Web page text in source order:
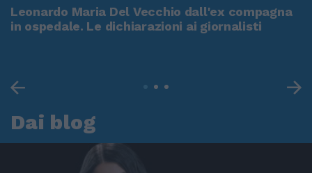
Leonardo Maria Del Vecchio dall'ex compagna
in ospedale. Le dichiarazioni ai giornalisti
Dai blog